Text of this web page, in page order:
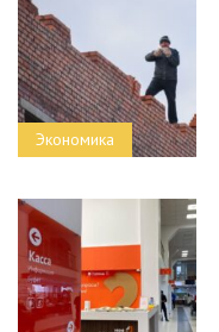
Экономика